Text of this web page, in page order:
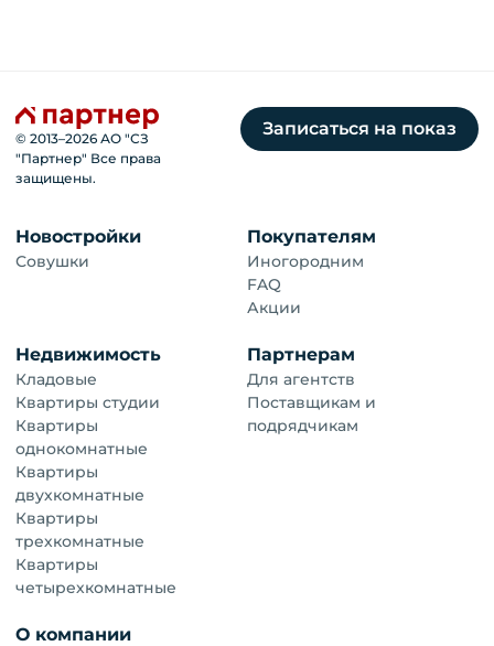
© 2013–2026 АО "СЗ
"Партнер" Все права
защищены.
Записаться на показ
Новостройки
Совушки
Покупателям
Иногородним
FAQ
Акции
Недвижимость
Кладовые
Квартиры студии
Квартиры
однокомнатные
Квартиры
двухкомнатные
Квартиры
трехкомнатные
Квартиры
четырехкомнатные
Партнерам
Для агентств
Поставщикам и
подрядчикам
О компании